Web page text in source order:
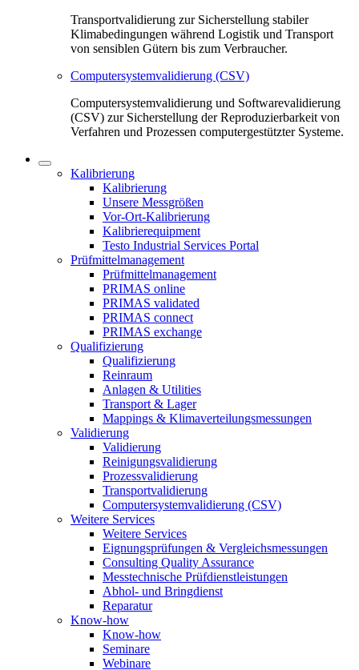
Transportvalidierung zur Sicherstellung stabiler
Klimabedingungen während Logistik und Transport
von sensiblen Gütern bis zum Verbraucher.
Computersystemvalidierung (CSV)
Computersystemvalidierung und Softwarevalidierung
(CSV) zur Sicherstellung der Reproduzierbarkeit von
Verfahren und Prozessen computergestützter Systeme.
Kalibrierung
Kalibrierung
Unsere Messgrößen
Vor-Ort-Kalibrierung
Kalibrierequipment
Testo Industrial Services Portal
Prüfmittelmanagement
Prüfmittelmanagement
PRIMAS online
PRIMAS validated
PRIMAS connect
PRIMAS exchange
Qualifizierung
Qualifizierung
Reinraum
Anlagen & Utilities
Transport & Lager
Mappings & Klimaverteilungsmessungen
Validierung
Validierung
Reinigungsvalidierung
Prozessvalidierung
Transportvalidierung
Computersystemvalidierung (CSV)
Weitere Services
Weitere Services
Eignungsprüfungen & Vergleichsmessungen
Consulting Quality Assurance
Messtechnische Prüfdienstleistungen
Abhol- und Bringdienst
Reparatur
Know-how
Know-how
Seminare
Webinare